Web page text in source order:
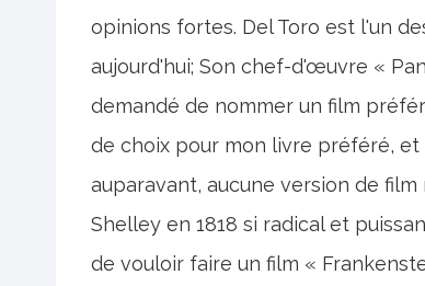
opinions fortes. Del Toro est l'un
aujourd'hui; Son chef-d'œuvre «
demandé de nommer un film
de choix pour mon livre préféré,
auparavant, aucune version de
Shelley en 1818 si radical et
de vouloir faire un film «